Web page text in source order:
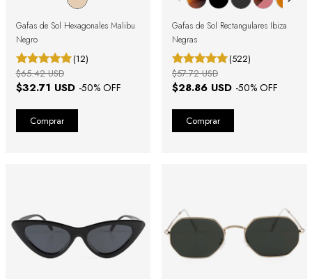
Gafas de Sol Hexagonales Malibu
Negro
(12)
$32.71 USD -50% OFF
$65.42 USD
Gafas de Sol Rectangulares Ibiza
Negras
(522)
$28.86 USD -50% OFF
$57.72 USD